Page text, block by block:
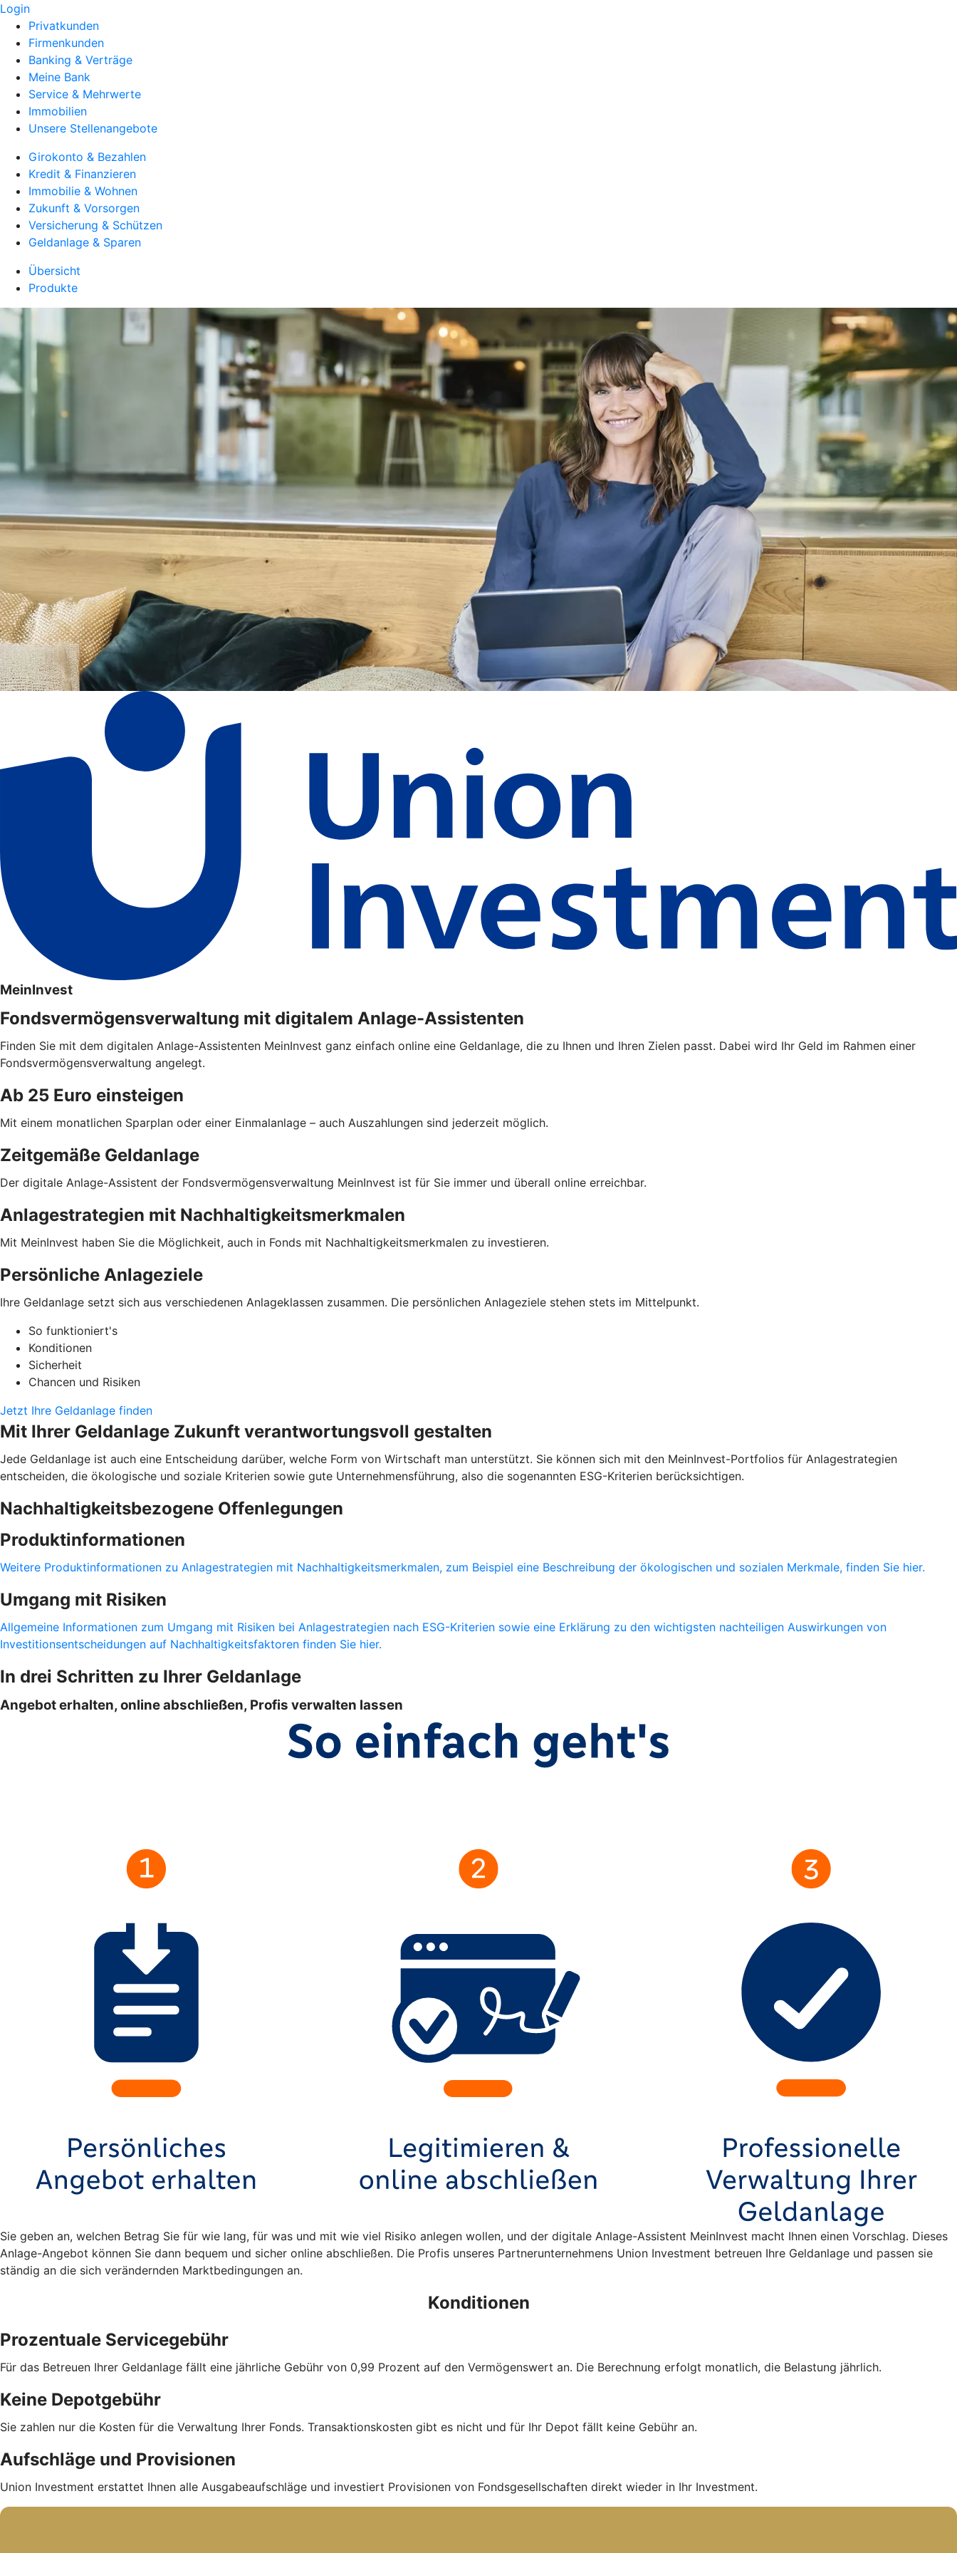
Login
Privatkunden
Firmenkunden
Banking & Verträge
Meine Bank
Service & Mehrwerte
Immobilien
Unsere Stellenangebote
Girokonto & Bezahlen
Kredit & Finanzieren
Immobilie & Wohnen
Zukunft & Vorsorgen
Versicherung & Schützen
Geldanlage & Sparen
Übersicht
Produkte
MeinInvest
Fondsvermögensverwaltung mit digitalem Anlage-Assistenten
Finden Sie mit dem digitalen Anlage-Assistenten MeinInvest ganz einfach online eine Geldanlage, die zu Ihnen und Ihren Zielen passt. Dabei wird Ihr Geld im Rahmen einer
Fondsvermögensverwaltung angelegt.
Ab 25 Euro einsteigen
Mit einem monatlichen Sparplan oder einer Einmalanlage – auch Auszahlungen sind jederzeit möglich.
Zeitgemäße Geldanlage
Der digitale Anlage-Assistent der Fondsvermögensverwaltung MeinInvest ist für Sie immer und überall online erreichbar.
Anlagestrategien mit Nachhaltigkeitsmerkmalen
Mit MeinInvest haben Sie die Möglichkeit, auch in Fonds mit Nachhaltigkeitsmerkmalen zu investieren.
Persönliche Anlageziele
Ihre Geldanlage setzt sich aus verschiedenen Anlageklassen zusammen. Die persönlichen Anlageziele stehen stets im Mittelpunkt.
So funktioniert's
Konditionen
Sicherheit
Chancen und Risiken
Jetzt Ihre Geldanlage finden
Mit Ihrer Geldanlage Zukunft verantwortungsvoll gestalten
Jede Geldanlage ist auch eine Entscheidung darüber, welche Form von Wirtschaft man unterstützt. Sie können sich mit den MeinInvest-Portfolios für Anlagestrategien
entscheiden, die ökologische und soziale Kriterien sowie gute Unternehmensführung, also die sogenannten ESG-Kriterien berücksichtigen.
Nachhaltigkeitsbezogene Offenlegungen
Produktinformationen
Weitere Produktinformationen zu Anlagestrategien mit Nachhaltigkeitsmerkmalen, zum Beispiel eine Beschreibung der ökologischen und sozialen Merkmale, finden Sie hier.
Umgang mit Risiken
Allgemeine Informationen zum Umgang mit Risiken bei Anlagestrategien nach ESG-Kriterien sowie eine Erklärung zu den wichtigsten nachteiligen Auswirkungen von
Investitionsentscheidungen auf Nachhaltigkeitsfaktoren finden Sie hier.
In drei Schritten zu Ihrer Geldanlage
Angebot erhalten, online abschließen, Profis verwalten lassen
Sie geben an, welchen Betrag Sie für wie lang, für was und mit wie viel Risiko anlegen wollen, und der digitale Anlage-Assistent MeinInvest macht Ihnen einen Vorschlag. Dieses
Anlage-Angebot können Sie dann bequem und sicher online abschließen. Die Profis unseres Partnerunternehmens Union Investment betreuen Ihre Geldanlage und passen sie
ständig an die sich verändernden Marktbedingungen an.
Konditionen
Prozentuale Servicegebühr
Für das Betreuen Ihrer Geldanlage fällt eine jährliche Gebühr von 0,99 Prozent auf den Vermögenswert an. Die Berechnung erfolgt monatlich, die Belastung jährlich.
Keine Depotgebühr
Sie zahlen nur die Kosten für die Verwaltung Ihrer Fonds. Trans­aktions­kosten gibt es nicht und für Ihr Depot fällt keine Gebühr an.
Aufschläge und Provisionen
Union Investment erstattet Ihnen alle Ausgabe­auf­schläge und investiert Provisionen von Fondsgesellschaften direkt wieder in Ihr Investment.